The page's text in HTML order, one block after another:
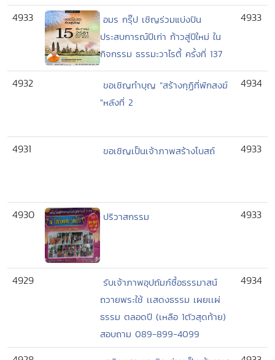
4933
อมร กรุ๊ป เชิญร่วมแบ่งปัน
ประสบการณ์ปีเก่า ก้าวสู่ปีใหม่ ใน
กิจกรรม ธรรมะวาไรตี้ ครั้งที่ 137
4933
4932
ขอเชิญทำบุญ “สร้างกุฏิที่พักสงฆ์
"หลังที่ 2
4934
4931 ขอเชิญเป็นเจ้าภาพสร้างโบสถ์ 4933
4930 ปริวาสกรรม 4933
4929
รับเจ้าภาพอุปถัมภ์ซื้อธรรมาสน์
ถวายพระใช้ เเสดงธรรม เผยเเผ่
ธรรม ตลอดปี (เหลือ 1ตัวสุดท้าย)
สอบถาม 089-899-4099
4934